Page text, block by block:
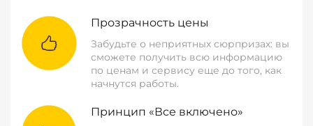
Прозрачность цены
Забудьте о неприятных сюрпризах: вы
сможете получить всю информацию
по ценам и сервису еще до того, как
начнутся работы.
Принцип «Все включено»